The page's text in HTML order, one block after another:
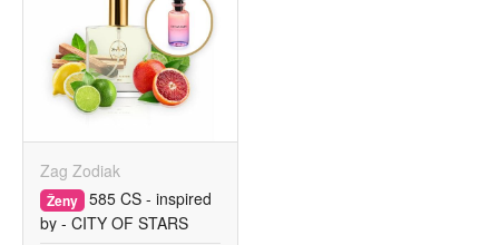
Zag Zodiak
Ženy 585 CS - inspired
by - CITY OF STARS